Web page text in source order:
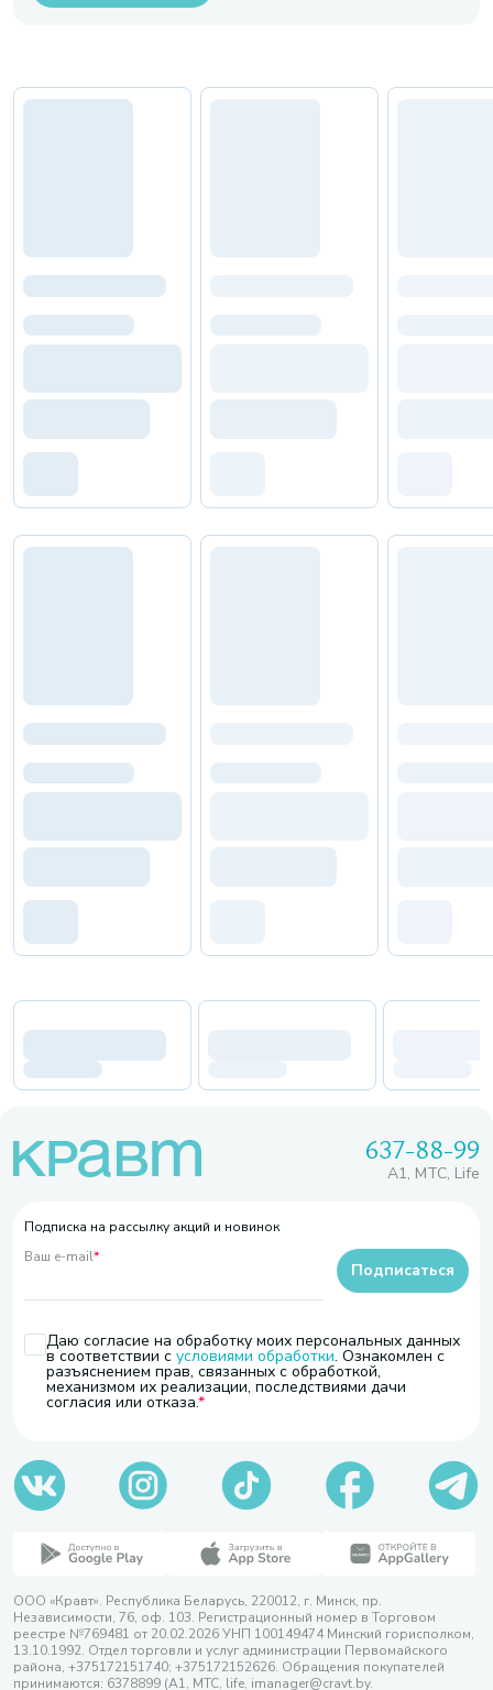
637-88-99
A1, МТС, Life
Подписка на рассылку акций и новинок
Ваш e-mail*
Даю согласие на обработку моих персональных данных
в соответствии с условиями обработки. Ознакомлен с
разъяснением прав, связанных с обработкой,
механизмом их реализации, последствиями дачи
согласия или отказа.
Подписаться
ООО «Кравт». Республика Беларусь, 220012, г. Минск, пр.
Независимости, 76, оф. 103. Регистрационный номер в Торговом
реестре №769481 от 20.02.2026 УНП 100149474 Минский горисполком,
13.10.1992. Отдел торговли и услуг администрации Первомайского
района, +375172151740; +375172152626. Обращения покупателей
принимаются: 6378899 (А1, МТС, life, imanager@cravt.by.